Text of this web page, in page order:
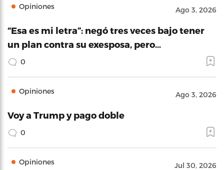
Opiniones Ago 3, 2026
“Esa es mi letra”: negó tres veces bajo tener
un plan contra su exesposa, pero…
0
Opiniones Ago 3, 2026
Voy a Trump y pago doble
0
Opiniones Jul 30, 2026